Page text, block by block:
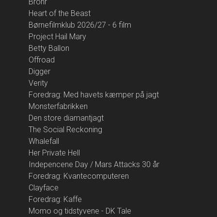
Heart of the Beast
Børnefilmklub 2026/27 - 6 film
Project Hail Mary
Betty Ballon
Offroad
Digger
Verity
Foredrag: Med havets kæmper på jagt
Monsterfabrikken
Den store diamantjagt
The Social Reckoning
Whalefall
Her Private Hell
Indepencene Day / Mars Attacks 30 år
Foredrag: Kvantecomputeren
Clayface
Foredrag: Kaffe
Momo og tidstyvene - DK Tale